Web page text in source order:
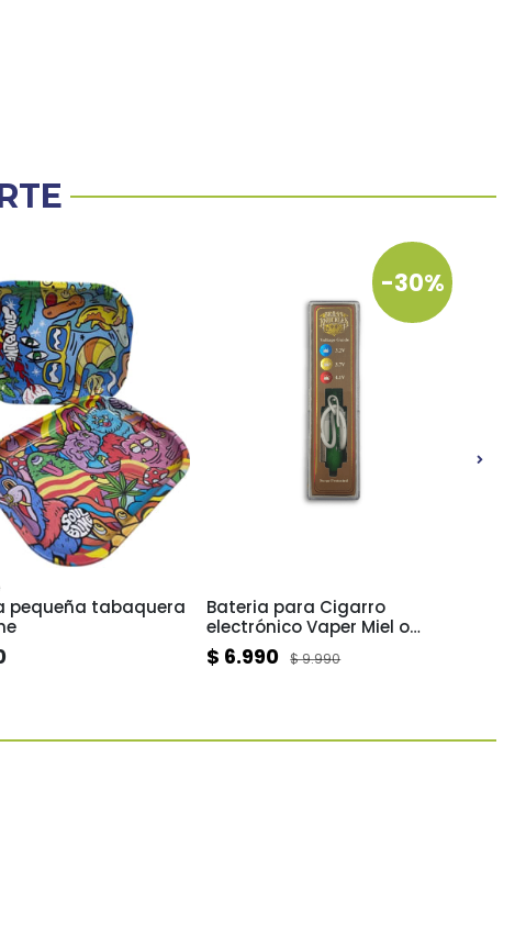
pequeña tabaquera
-30%
Bateria para Cigarro
electrónico Vaper Miel o
esencia BRASS 900mah
$ 6.990 $ 9.990